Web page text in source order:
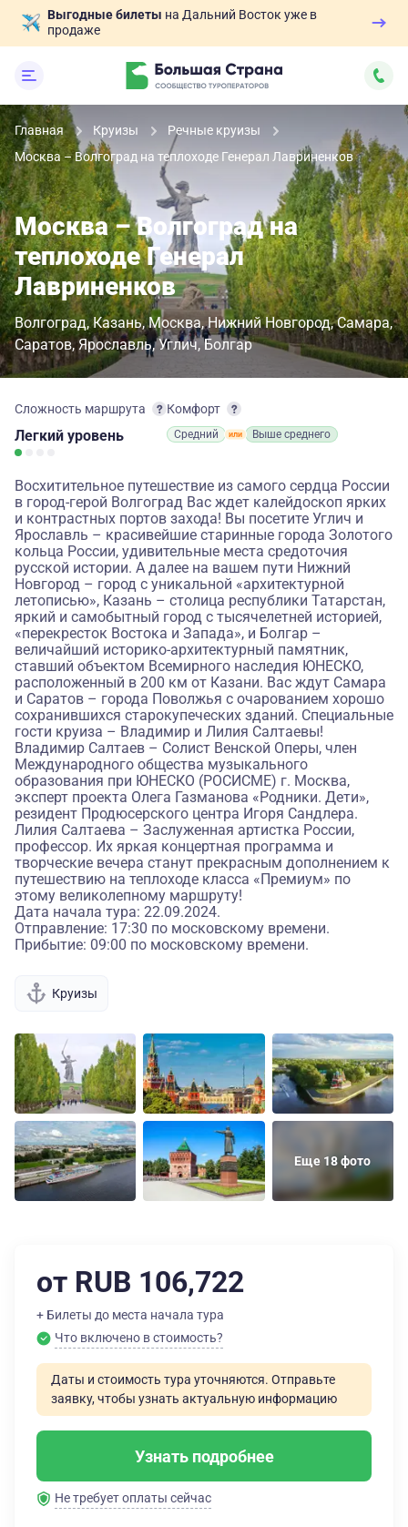
Выгодные билеты на Дальний Восток уже в
продаже
Главная Круизы
Речные круизы
Москва – Волгоград на теплоходе Генерал Лавриненков
Москва – Волгоград на
теплоходе Генерал
Лавриненков
Волгоград Казань Москва Нижний Новгород Самара
Саратов Ярославль Углич Болгар
Сложность маршрута
Легкий уровень
Комфорт
Средний Выше среднего
Восхитительное путешествие из самого сердца России
в город-герой Волгоград Вас ждет калейдоскоп ярких
и контрастных портов захода! Вы посетите Углич и
Ярославль – красивейшие старинные города Золотого
кольца России, удивительные места средоточия
русской истории. А далее на вашем пути Нижний
Новгород – город с уникальной «архитектурной
летописью», Казань – столица республики Татарстан,
яркий и самобытный город с тысячелетней историей,
«перекресток Востока и Запада», и Болгар –
величайший историко-архитектурный памятник,
ставший объектом Всемирного наследия ЮНЕСКО,
расположенный в 200 км от Казани. Вас ждут Самара
и Саратов – города Поволжья с очарованием хорошо
сохранившихся старокупеческих зданий. Специальные
гости круиза – Владимир и Лилия Салтаевы!
Владимир Салтаев – Солист Венской Оперы, член
Международного общества музыкального
образования при ЮНЕСКО (РОСИСМЕ) г. Москва,
эксперт проекта Олега Газманова «Родники. Дети»,
резидент Продюсерского центра Игоря Сандлера.
Лилия Салтаева – Заслуженная артистка России,
профессор. Их яркая концертная программа и
творческие вечера станут прекрасным дополнением к
путешествию на теплоходе класса «Премиум» по
этому великолепному маршруту!
Дата начала тура: 22.09.2024.
Отправление: 17:30 по московскому времени.
Прибытие: 09:00 по московскому времени.
Круизы
Еще 18 фото
от RUB 106,722
+ Билеты до места начала тура
Что включено в стоимость?
Даты и стоимость тура уточняются. Отправьте
заявку, чтобы узнать актуальную информацию
Узнать подробнее
Не требует оплаты сейчас